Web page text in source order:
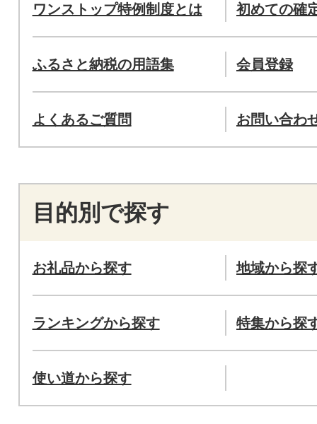
ワンストップ特例制度とは 初めての確
ふるさと納税の用語集 会員登録
よくあるご質問 お問い合わ
目的別で探す
お礼品から探す 地域から探
ランキングから探す 特集から探
使い道から探す